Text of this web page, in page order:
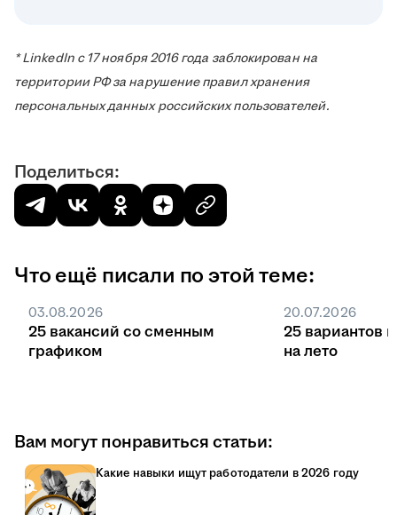
* LinkedIn с 17 ноября 2016 года заблокирован на
территории РФ за нарушение правил хранения
персональных данных российских пользователей.
Поделиться:
Что ещё писали по этой теме:
03.08.2026
25 вакансий со сменным
графиком
20.07.2026
25 вариантов
на лето
Вам могут понравиться статьи:
Какие навыки ищут работодатели в 2026 году